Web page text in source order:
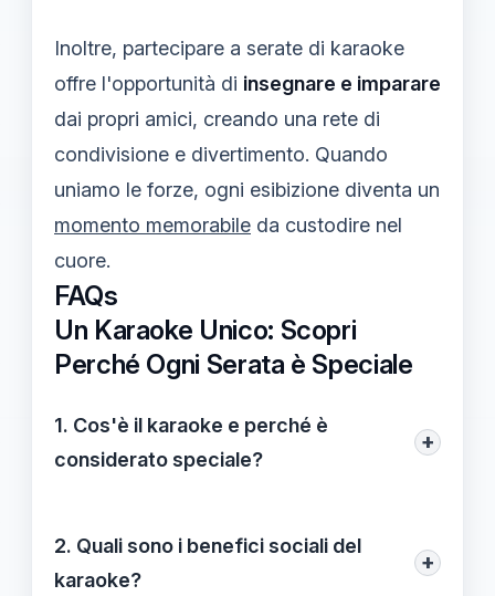
Inoltre, partecipare a serate di karaoke
offre l'opportunità di insegnare e imparare
dai propri amici, creando una rete di
condivisione e divertimento. Quando
uniamo le forze, ogni esibizione diventa un
momento memorabile da custodire nel
cuore.
FAQs
Un Karaoke Unico: Scopri
Perché Ogni Serata è Speciale
1. Cos'è il karaoke e perché è
considerato speciale?
+
combina la musica con l'animazione,
permettendo a chiunque di esibirsi
2. Quali sono i benefici sociali del
karaoke?
+